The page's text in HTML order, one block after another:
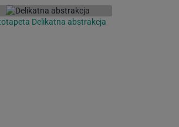
Delikatna abstrakcja